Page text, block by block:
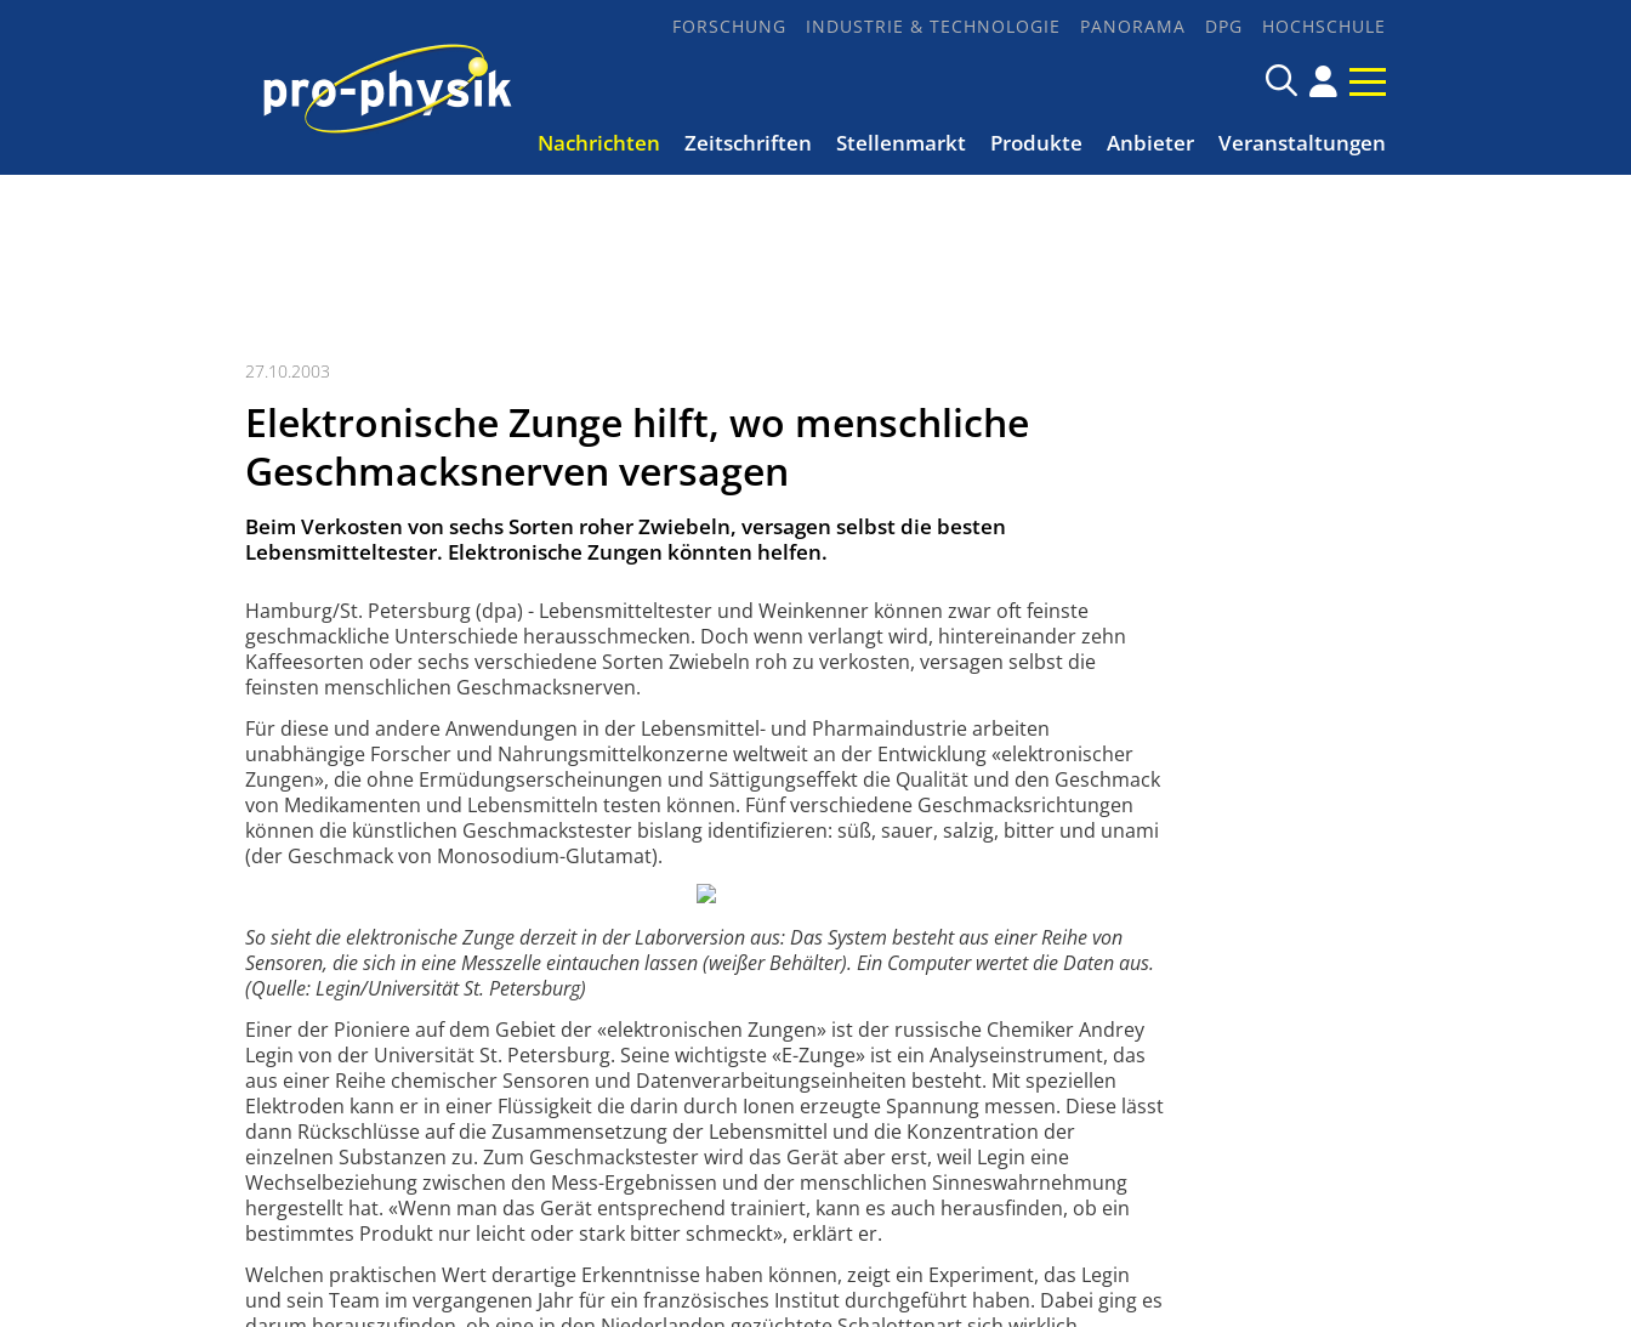
FORSCHUNG INDUSTRIE & TECHNOLOGIE PANORAMA DPG HOCHSCHULE
Nachrichten Zeitschriften Stellenmarkt Produkte Anbieter Veranstaltungen
27.10.2003
Elektronische Zunge hilft, wo menschliche
Geschmacksnerven versagen
Beim Verkosten von sechs Sorten roher Zwiebeln, versagen selbst die besten
Lebensmitteltester. Elektronische Zungen könnten helfen.
Hamburg/St. Petersburg (dpa) - Lebensmitteltester und Weinkenner können zwar oft feinste
geschmackliche Unterschiede herausschmecken. Doch wenn verlangt wird, hintereinander zehn
Kaffeesorten oder sechs verschiedene Sorten Zwiebeln roh zu verkosten, versagen selbst die
feinsten menschlichen Geschmacksnerven.
Für diese und andere Anwendungen in der Lebensmittel- und Pharmaindustrie arbeiten
unabhängige Forscher und Nahrungsmittelkonzerne weltweit an der Entwicklung «elektronischer
Zungen», die ohne Ermüdungserscheinungen und Sättigungseffekt die Qualität und den Geschmack
von Medikamenten und Lebensmitteln testen können. Fünf verschiedene Geschmacksrichtungen
können die künstlichen Geschmackstester bislang identifizieren: süß, sauer, salzig, bitter und unami
(der Geschmack von Monosodium-Glutamat).
So sieht die elektronische Zunge derzeit in der Laborversion aus: Das System besteht aus einer Reihe von
Sensoren, die sich in eine Messzelle eintauchen lassen (weißer Behälter). Ein Computer wertet die Daten aus.
(Quelle: Legin/Universität St. Petersburg)
Einer der Pioniere auf dem Gebiet der «elektronischen Zungen» ist der russische Chemiker Andrey
Legin von der Universität St. Petersburg. Seine wichtigste «E-Zunge» ist ein Analyseinstrument, das
aus einer Reihe chemischer Sensoren und Datenverarbeitungseinheiten besteht. Mit speziellen
Elektroden kann er in einer Flüssigkeit die darin durch Ionen erzeugte Spannung messen. Diese lässt
dann Rückschlüsse auf die Zusammensetzung der Lebensmittel und die Konzentration der
einzelnen Substanzen zu. Zum Geschmackstester wird das Gerät aber erst, weil Legin eine
Wechselbeziehung zwischen den Mess-Ergebnissen und der menschlichen Sinneswahrnehmung
hergestellt hat. «Wenn man das Gerät entsprechend trainiert, kann es auch herausfinden, ob ein
bestimmtes Produkt nur leicht oder stark bitter schmeckt», erklärt er.
Welchen praktischen Wert derartige Erkenntnisse haben können, zeigt ein Experiment, das Legin
und sein Team im vergangenen Jahr für ein französisches Institut durchgeführt haben. Dabei ging es